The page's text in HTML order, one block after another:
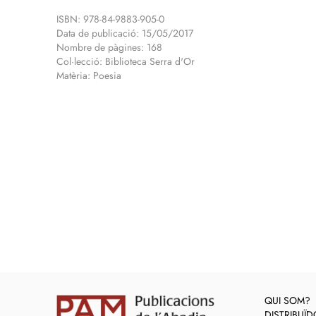
ISBN: 978-84-9883-905-0
Data de publicació: 15/05/2017
Nombre de pàgines: 168
Col·lecció: Biblioteca Serra d'Or
Matèria: Poesia
QUI SOM?